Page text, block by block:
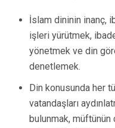
Gördes
Kırkağaç
Köprübaşı
İslam dininin inanç,
işleri yürütmek,
yönetmek ve din
denetlemek.
Din konusunda her
vatandaşları
bulunmak,